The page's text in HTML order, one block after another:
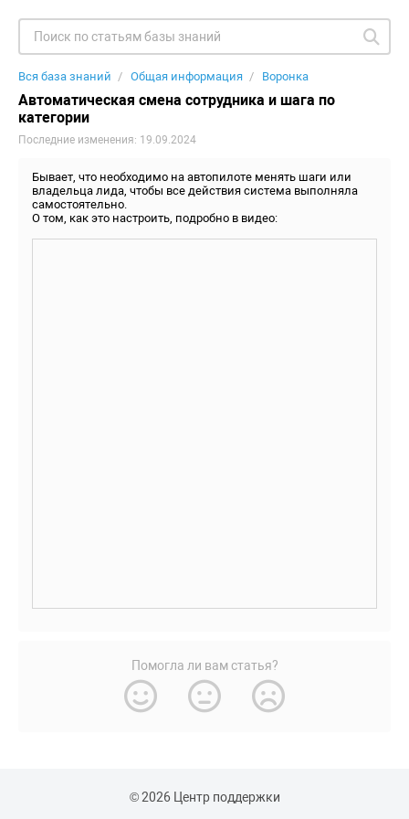
Вся база знаний Общая информация Воронка
Автоматическая смена сотрудника и шага по
категории
Последние изменения: 19.09.2024
Бывает, что необходимо на автопилоте менять шаги или
владельца лида, чтобы все действия система выполняла
самостоятельно.
О том, как это настроить, подробно в видео:
Помогла ли вам статья?
© 2026 Центр поддержки